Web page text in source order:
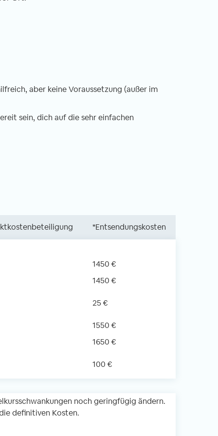
aber keine Voraussetzung (außer im
sein, dich auf die sehr einfachen
*Entsendungskosten
1450 €
1450 €
25 €
1550 €
1650 €
100 €
noch geringfügig ändern.
definitiven Kosten.